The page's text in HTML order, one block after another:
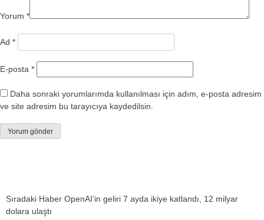
Yorum *
Ad *
E-posta *
Daha sonraki yorumlarımda kullanılması için adım, e-posta adresim
ve site adresim bu tarayıcıya kaydedilsin.
Sıradaki Haber OpenAI’in geliri 7 ayda ikiye katlandı, 12 milyar
dolara ulaştı